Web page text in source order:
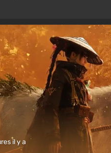
il y a